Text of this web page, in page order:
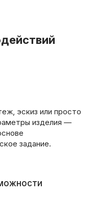
эскиз или просто
изделия —
задание.